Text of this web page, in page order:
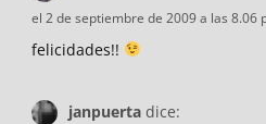
el 2 de septiembre de 2009 a las 8.06
felicidades!!
janpuerta dice: